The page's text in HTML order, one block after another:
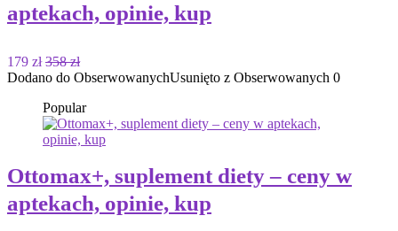
aptekach, opinie, kup
179 zł 358 zł
Dodano do ObserwowanychUsunięto z Obserwowanych 0
Popular
Ottomax+, suplement diety – ceny w
aptekach, opinie, kup